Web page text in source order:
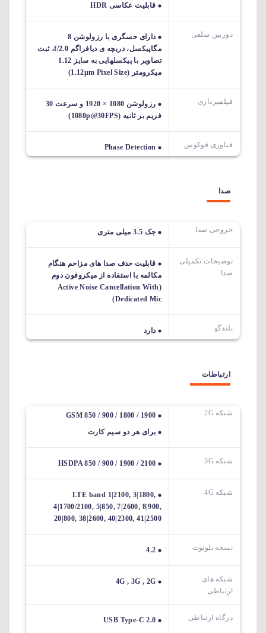
قابلیت عکاسی HDR
دوربین سلفی
دارای حسگری با رزولوشن 8
مگاپیکسل، دریچه ی دیافراگم f/2.0، ثبت
تصاویر با پیکسل‎هایی به سایز 1.12
میکرومتر (1.12µm Pixel Size)
فیلمبرداری
رزولوشن 1080 × 1920 و سرعت 30
فریم بر ثانیه (1080p@30FPS)
فناوری فوکوس Phase Detection
صدا
خروجی صدا جک 3.5 میلی متری
توضیحات تکمیلی
صدا
قابلیت حذف صدا های مزاحم هنگام
مکالمه با استفاده از میکروفون دوم
(Active Noise Cancellation With
Dedicated Mic)
بلندگو دارد
ارتباطات
شبکه 2G
GSM 850 / 900 / 1800 / 1900
برای هر دو سیم کارت
شبکه 3G HSDPA 850 / 900 / 1900 / 2100
شبکه 4G
LTE band 1|2100, 3|1800,
4|1700/2100, 5|850, 7|2600, 8|900,
20|800, 38|2600, 40|2300, 41|2500
نسخه بلوتوث 4.2
شبکه های
ارتباطی
4G , 3G , 2G
درگاه ارتباطی USB Type-C 2.0